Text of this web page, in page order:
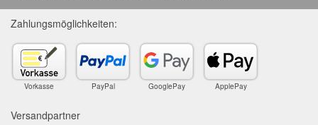
Zahlungsmöglichkeiten:
Vorkasse PayPal GooglePay ApplePay
Versandpartner